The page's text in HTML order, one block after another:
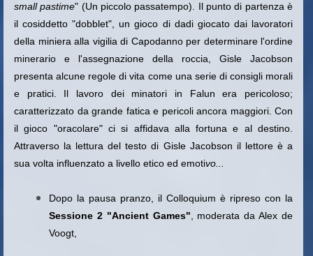
small pastime" (Un piccolo passatempo). Il punto di partenza è
il cosiddetto "dobblet", un gioco di dadi giocato dai lavoratori
della miniera alla vigilia di Capodanno per determinare l'ordine
minerario e l'assegnazione della roccia, Gisle Jacobson
presenta alcune regole di vita come una serie di consigli morali
e pratici. Il lavoro dei minatori in Falun era pericoloso;
caratterizzato da grande fatica e pericoli ancora maggiori. Con
il gioco "oracolare" ci si affidava alla fortuna e al destino.
Attraverso la lettura del testo di Gisle Jacobson il lettore è a
sua volta influenzato a livello etico ed emotivo...
Dopo la pausa pranzo, il Colloquium è ripreso con la
Sessione 2 "Ancient Games", moderata da Alex de
Voogt,